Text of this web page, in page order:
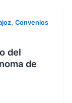
, Convenios
del
de